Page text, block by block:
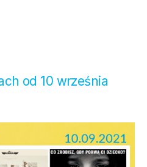
od 10 września